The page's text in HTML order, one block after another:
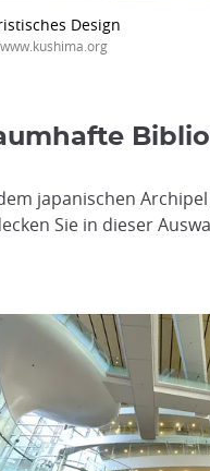
Design
japanischen
Sie in dieser